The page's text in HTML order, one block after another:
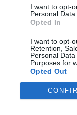
I want to opt-
Personal Data
Opted In
I want to opt-
Retention,
Personal
Purposes for
Opted Out
Φίλε Δήμαρχε
τα ποτάμια;
συμβαίνουν
αφεντικό, εσύ
ξαναγράφω
είσαι εσύ και